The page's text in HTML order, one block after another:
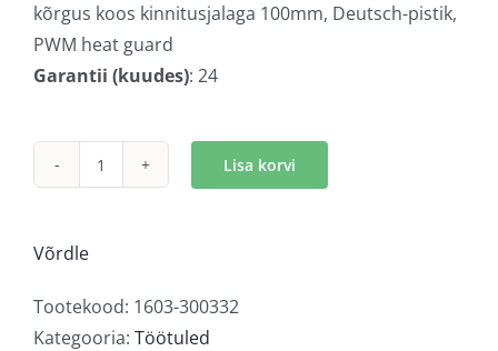
kõrgus koos kinnitusjalaga 100mm, Deutsch-pistik,
PWM heat guard
Garantii (kuudes): 24
SAE
valgusvihk
kogus
Lisa korvi
Võrdle
Tootekood: 1603-300332
Kategooria: Töötuled